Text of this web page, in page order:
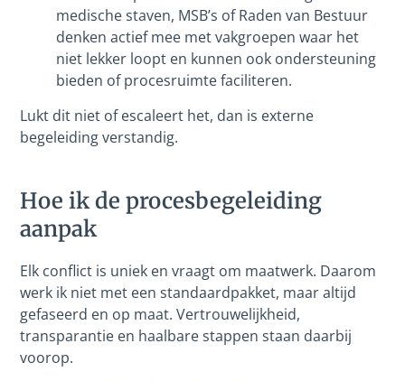
medische staven, MSB’s of Raden van Bestuur
denken actief mee met vakgroepen waar het
niet lekker loopt en kunnen ook ondersteuning
bieden of procesruimte faciliteren.
Lukt dit niet of escaleert het, dan is externe
begeleiding verstandig.
Hoe ik de procesbegeleiding
aanpak
Elk conflict is uniek en vraagt om maatwerk. Daarom
werk ik niet met een standaardpakket, maar altijd
gefaseerd en op maat. Vertrouwelijkheid,
transparantie en haalbare stappen staan daarbij
voorop.